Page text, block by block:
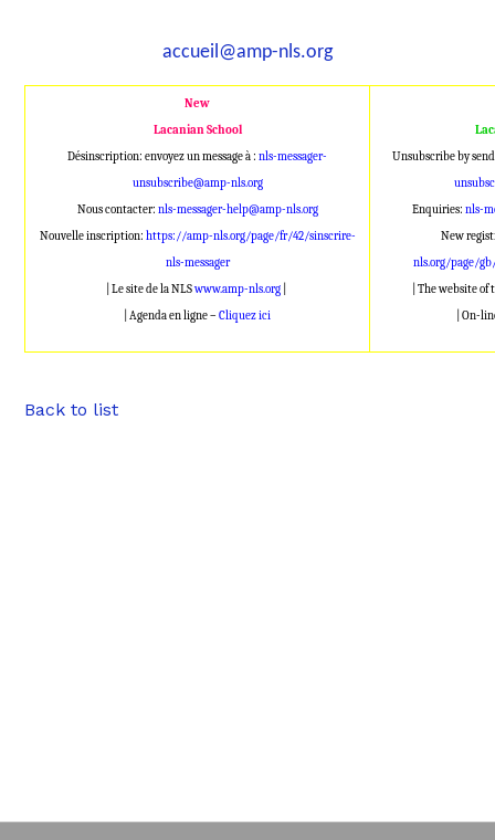
accueil@amp-nls.org
New
Lacanian School
Désinscription: envoyez un message à :nls-messager-
unsubscribe@amp-nls.org
Nous contacter: nls-messager-help@amp-nls.org
Nouvelle inscription: https://amp-nls.org/page/fr/42/sinscrire-
nls-messager
| Le site de la NLSwww.amp-nls.org
| Agenda en ligne –Cliquez ici
Unsubscribe by
Enquiries:nls-
New
nls.org/page/
| The website of
| On-
Back to list